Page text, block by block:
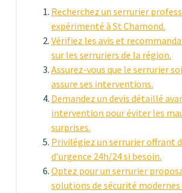
Recherchez un serrurier
expérimenté à St Chamond.
Vérifiez les avis et
sur les serruriers de la région.
Assurez-vous que le serrurier
assure ses interventions.
Demandez un devis détaillé
intervention pour éviter les
surprises.
Privilégiez un serrurier offrant
d’urgence 24h/24 si besoin.
Optez pour un serrurier
solutions de sécurité